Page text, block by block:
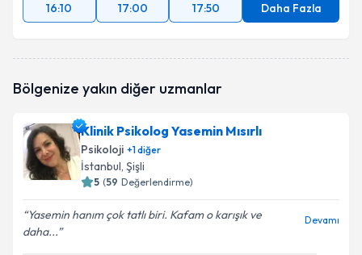
16:10
17:00 17:50 Daha Fazla
Bölgenize yakın diğer uzmanlar
Klinik Psikolog Yasemin Mısırlı
Psikoloji +1diğer
İstanbul, Şişli
5 (59 Değerlendirme)
Yasemin hanım çok tatlı biri. Kafam o karışık ve
daha...
Devamı